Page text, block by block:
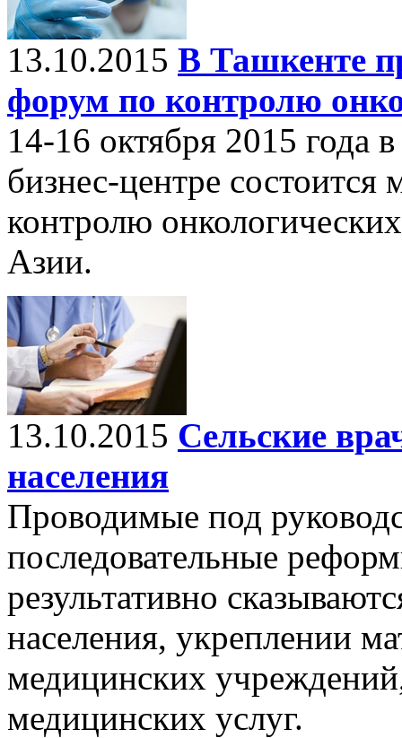
13.10.2015 В Ташкенте
форум по контролю
14-16 октября 2015
бизнес-центре
контролю
Азии.
13.10.2015 Сельские
населения
Проводимые под
последовательные
результативно
населения, укреплении
медицинских
медицинских услуг.